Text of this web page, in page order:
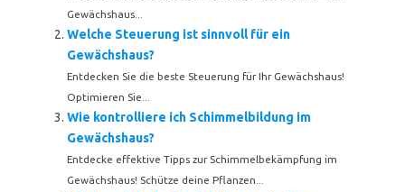
Gewächshaus...
Welche Steuerung ist sinnvoll für ein
Gewächshaus?
Entdecken Sie die beste Steuerung für Ihr Gewächshaus!
Optimieren Sie...
Wie kontrolliere ich Schimmelbildung im
Gewächshaus?
Entdecke effektive Tipps zur Schimmelbekämpfung im
Gewächshaus! Schütze deine Pflanzen...